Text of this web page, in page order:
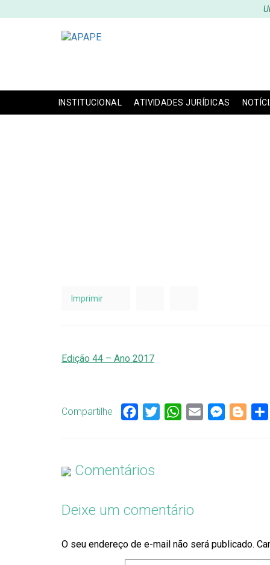
INSTITUCIONAL ATIVIDADES JURÍDICAS
Imprimir
Edição 44 – Ano 2017
Compartilhe Facebook
TwitterWhatsApp
Email
Comentários
Deixe um comentário
O seu endereço de e-mail não será publicado.